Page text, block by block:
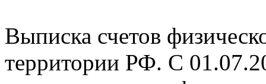
Выписка счетов
территории РФ. С